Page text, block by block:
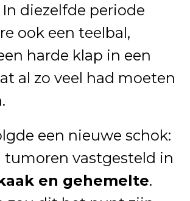
diezelfde periode
ook een teelbal,
harde klap in een
al zo veel had moeten
een nieuwe schok:
tumoren vastgesteld in
en gehemelte.